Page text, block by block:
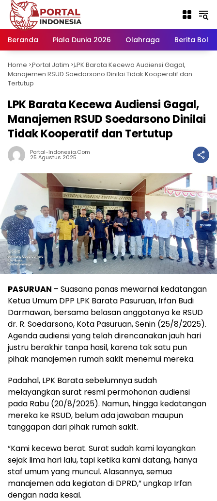
Langsung
konten
Beranda
Piala Dunia 2026 Olahraga Berita Bola
Home -
Portal Jatim -
LPK Barata Kecewa Audiensi Gagal,
Manajemen RSUD Soedarsono Dinilai Tidak Kooperatif dan
Tertutup
LPK Barata Kecewa Audiensi Gagal,
Manajemen RSUD Soedarsono Dinilai
Tidak Kooperatif dan Tertutup
Portal-Indonesia.com
25 Agustus 2025
PASURUAN – Suasana panas mewarnai kedatangan
Ketua Umum DPP LPK Barata Pasuruan, Irfan Budi
Darmawan, bersama belasan anggotanya ke RSUD
dr. R. Soedarsono, Kota Pasuruan, Senin (25/8/2025).
Agenda audiensi yang telah direncanakan jauh hari
justru berakhir tanpa hasil, karena tak satu pun
pihak manajemen rumah sakit menemui mereka.
Padahal, LPK Barata sebelumnya sudah
melayangkan surat resmi permohonan audiensi
pada Rabu (20/8/2025). Namun, hingga kedatangan
mereka ke RSUD, belum ada jawaban maupun
tanggapan dari pihak rumah sakit.
“Kami kecewa berat. Surat sudah kami layangkan
sejak lima hari lalu, tapi ketika kami datang, hanya
staf umum yang muncul. Alasannya, semua
manajemen ada kegiatan di DPRD,” ungkap Irfan
dengan nada kesal.